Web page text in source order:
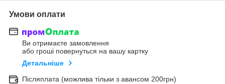
Умови оплати
Ви отримаєте замовлення
або гроші повернуться на вашу картку
Детальніше
Післяплата (можлива тільки з авансом 200грн)